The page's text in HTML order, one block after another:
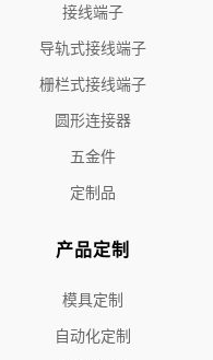
接线端子
导轨式接线端子
栅栏式接线端子
圆形连接器
五金件
定制品
产品定制
模具定制
自动化定制